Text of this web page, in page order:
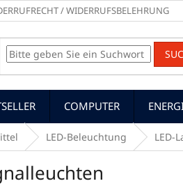
/ WIDERRUFSBELEHRUNG
COMPUTER
LED-Beleuchtung LED-